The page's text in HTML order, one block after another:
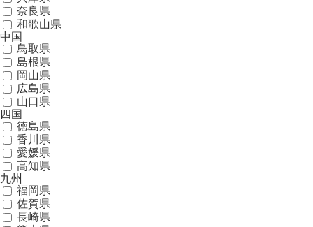
奈良県
和歌山県
中国
鳥取県
島根県
岡山県
広島県
山口県
四国
徳島県
香川県
愛媛県
高知県
九州
福岡県
佐賀県
長崎県